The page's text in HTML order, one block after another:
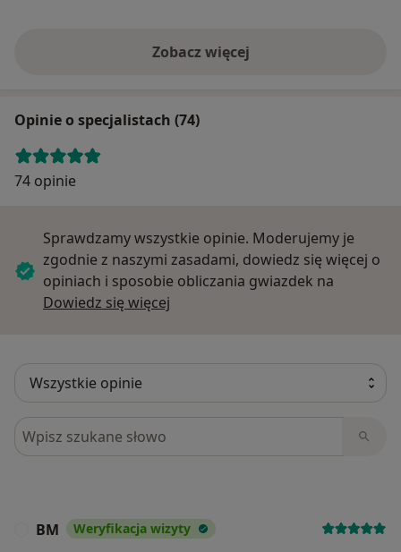
Zobacz więcej
Opinie o specjalistach (74)
74 opinie
Sprawdzamy wszystkie opinie. Moderujemy je
zgodnie z naszymi zasadami, dowiedz się więcej o
opiniach i sposobie obliczania gwiazdek na
Dowiedz się więcej
Szukaj w opiniach
BM Weryfikacja wizyty